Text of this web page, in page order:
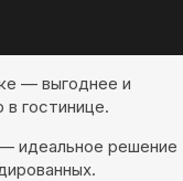
— выгоднее и
гостинице.
идеальное решение